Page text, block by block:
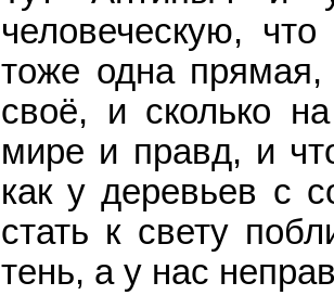
человеческую,
тоже одна
своё, и сколько
мире и правд, и
как у деревьев с
стать к свету
тень, а у нас